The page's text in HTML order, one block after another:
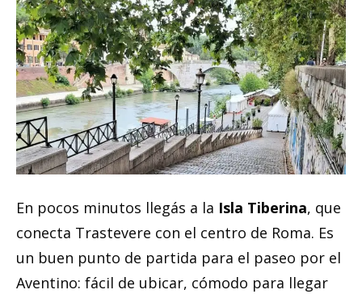
En pocos minutos llegás a la Isla Tiberina, que
conecta Trastevere con el centro de Roma. Es
un buen punto de partida para el paseo por el
Aventino: fácil de ubicar, cómodo para llegar